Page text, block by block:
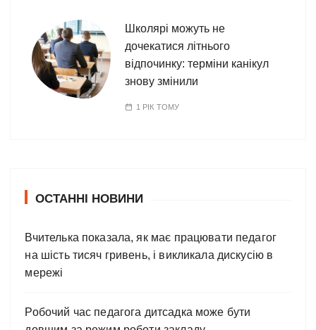
Школярі можуть не
дочекатися літнього
відпочинку: терміни канікул
знову змінили
1 РІК ТОМУ
ОСТАННІ НОВИНИ
Вчителька показала, як має працювати педагог
на шість тисяч гривень, і викликала дискусію в
мережі
Робочий час педагога дитсадка може бути